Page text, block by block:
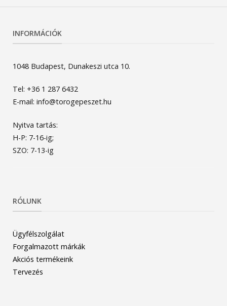
INFORMÁCIÓK
1048 Budapest, Dunakeszi utca 10.
Tel: +36 1 287 6432
E-mail: info@torogepeszet.hu
Nyitva tartás:
H-P: 7-16-ig;
SZO: 7-13-ig
RÓLUNK
Ügyfélszolgálat
Forgalmazott márkák
Akciós termékeink
Tervezés